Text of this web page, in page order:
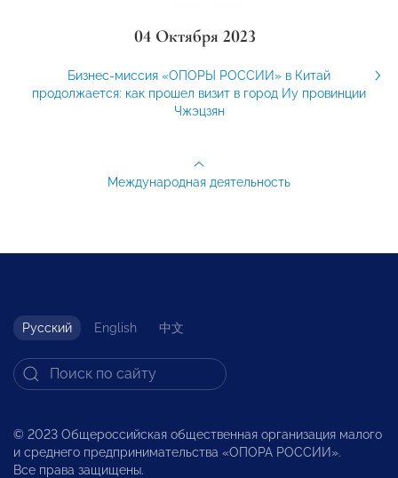
04 Октября 2023
Бизнес-миссия «ОПОРЫ РОССИИ» в Китай
продолжается: как прошел визит в город Иу провинции
Чжэцзян
Международная деятельность
Русский English 中文
© 2023 Общероссийская общественная организация малого
и среднего предпринимательства «ОПОРА РОССИИ».
Все права защищены.